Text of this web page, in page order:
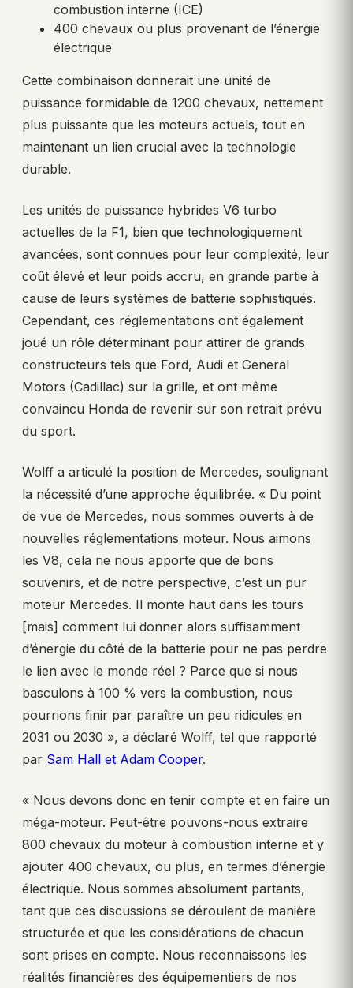
combustion interne (ICE)
400 chevaux ou plus provenant de l’énergie
électrique
Cette combinaison donnerait une unité de
puissance formidable de 1200 chevaux, nettement
plus puissante que les moteurs actuels, tout en
maintenant un lien crucial avec la technologie
durable.
Les unités de puissance hybrides V6 turbo
actuelles de la F1, bien que technologiquement
avancées, sont connues pour leur complexité, leur
coût élevé et leur poids accru, en grande partie à
cause de leurs systèmes de batterie sophistiqués.
Cependant, ces réglementations ont également
joué un rôle déterminant pour attirer de grands
constructeurs tels que Ford, Audi et General
Motors (Cadillac) sur la grille, et ont même
convaincu Honda de revenir sur son retrait prévu
du sport.
Wolff a articulé la position de Mercedes, soulignant
la nécessité d’une approche équilibrée. « Du point
de vue de Mercedes, nous sommes ouverts à de
nouvelles réglementations moteur. Nous aimons
les V8, cela ne nous apporte que de bons
souvenirs, et de notre perspective, c’est un pur
moteur Mercedes. Il monte haut dans les tours
[mais] comment lui donner alors suffisamment
d’énergie du côté de la batterie pour ne pas perdre
le lien avec le monde réel ? Parce que si nous
basculons à 100 % vers la combustion, nous
pourrions finir par paraître un peu ridicules en
2031 ou 2030 », a déclaré Wolff, tel que rapporté
par Sam Hall et Adam Cooper.
« Nous devons donc en tenir compte et en faire un
méga-moteur. Peut-être pouvons-nous extraire
800 chevaux du moteur à combustion interne et y
ajouter 400 chevaux, ou plus, en termes d’énergie
électrique. Nous sommes absolument partants,
tant que ces discussions se déroulent de manière
structurée et que les considérations de chacun
sont prises en compte. Nous reconnaissons les
réalités financières des équipementiers de nos